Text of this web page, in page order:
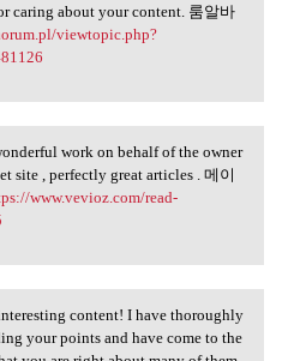
caring about your content. 룸알바
viewtopic.php?
work on
work on behalf of the owner
site , perfectly great articles . 메이
www.vevioz.com/read-
interesting
content! I have thoroughly
your points and have come to the